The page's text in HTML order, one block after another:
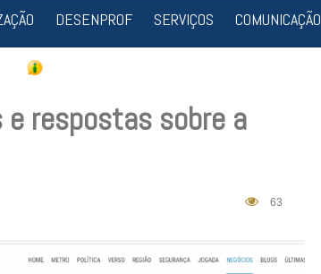
DESENPROF SERVIÇOS COMUNICAÇÃO
respostas sobre a
63